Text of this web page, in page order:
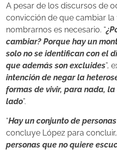
A pesar de los discursos de
convicción de que cambiar
nombrarnos es necesario. “
cambiar? Porque hay un
solo no se identifican con el
que además son excluides”,
intención de negar la
formas de vivir, para nada,
lado”.
“Hay un conjunto de
concluye López para concluir,
personas que no quiere